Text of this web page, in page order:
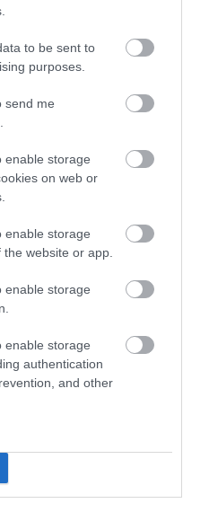
to be sent to
purposes.
send me
enable storage
on web or
enable storage
website or app.
enable storage
enable storage
authentication
and other
έμειναν ανεξήγητα
του σπιτιού –
κίνδυνος